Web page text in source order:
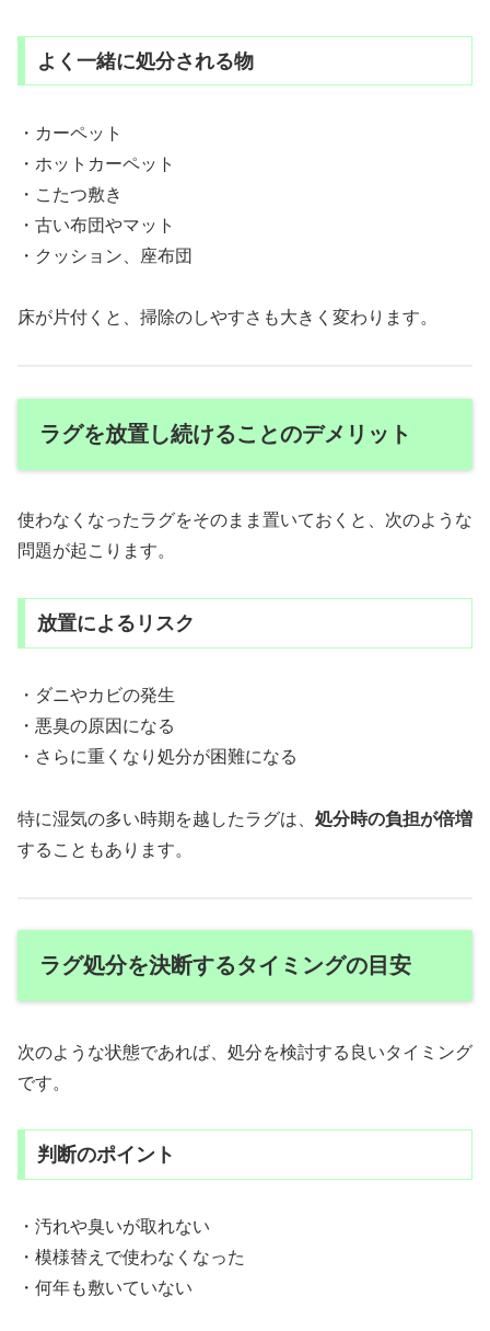
よく一緒に処分される物
・カーペット
・ホットカーペット
・こたつ敷き
・古い布団やマット
・クッション、座布団
床が片付くと、掃除のしやすさも大きく変わります。
ラグを放置し続けることのデメリット
使わなくなったラグをそのまま置いておくと、次のような
問題が起こります。
放置によるリスク
・ダニやカビの発生
・悪臭の原因になる
・さらに重くなり処分が困難になる
特に湿気の多い時期を越したラグは、 処分時の負担が倍増
することもあります。
ラグ処分を決断するタイミングの目安
次のような状態であれば、処分を検討する良いタイミング
です。
判断のポイント
・汚れや臭いが取れない
・模様替えで使わなくなった
・何年も敷いていない